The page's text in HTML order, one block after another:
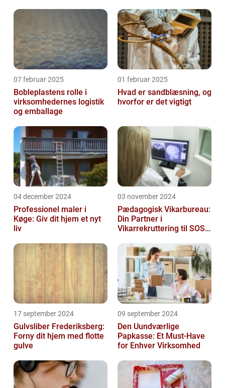
07 februar 2025
Bobleplastens rolle i
virksomhedernes logistik
og emballage
01 februar 2025
Hvad er sandblæsning, og
hvorfor er det vigtigt
04 december 2024
Professionel maler i
Køge: Giv dit hjem et nyt
liv
03 november 2024
Pædagogisk Vikarbureau:
Din Partner i
Vikarrekruttering til SOSU
17 september 2024
Gulvsliber Frederiksberg:
Forny dit hjem med flotte
gulve
09 september 2024
Den Uundværlige
Papkasse: Et Must-Have
for Enhver Virksomhed